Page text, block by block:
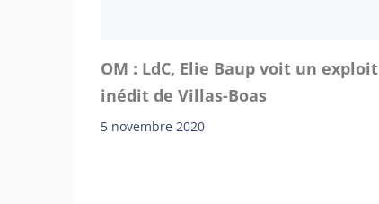
OM : LdC, Elie Baup voit un exploit
inédit de Villas-Boas
5 novembre 2020